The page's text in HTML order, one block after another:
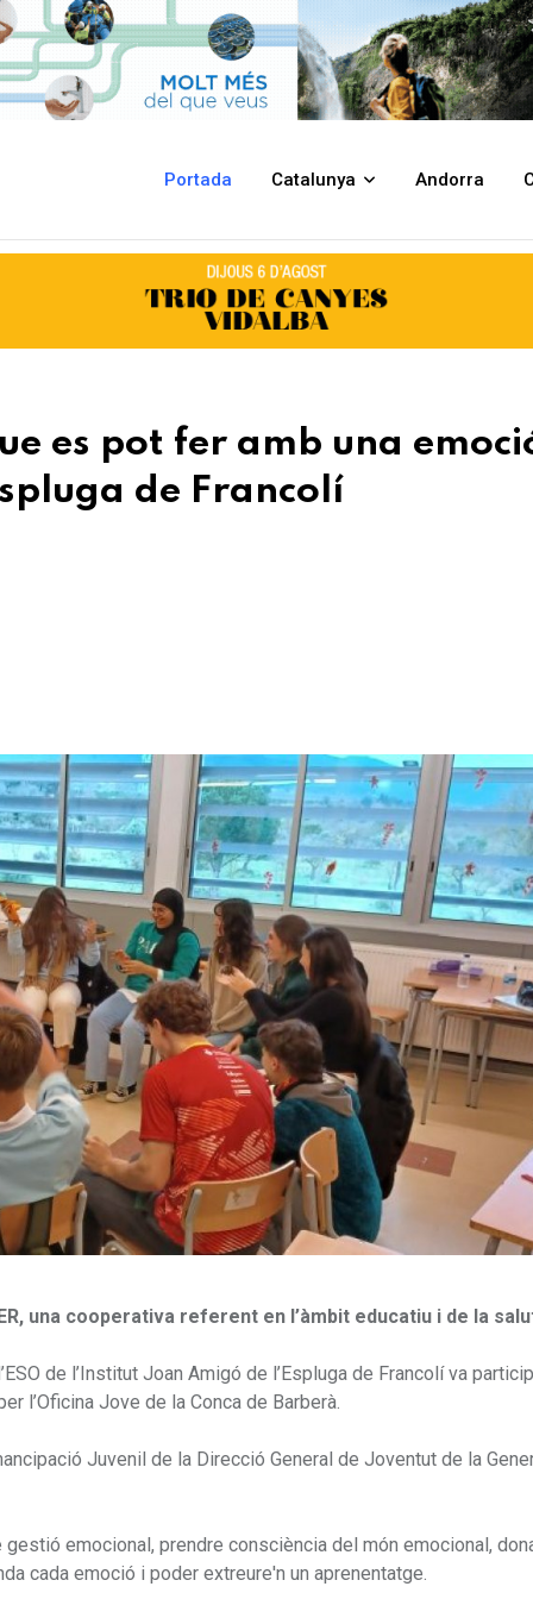
Portada Catalunya Andorra
emoció a l’Institut Joan Amigó de l’Espluga de Francolí
es pot fer amb una
de Francolí
una cooperativa referent en l’àmbit educatiu i de la
de l’Institut Joan Amigó de l’Espluga de Francolí va
l’Oficina Jove de la Conca de Barberà.
Juvenil de la Direcció General de Joventut de la
emocional, prendre consciència del món emocional,
cada emoció i poder extreure'n un aprenentatge.